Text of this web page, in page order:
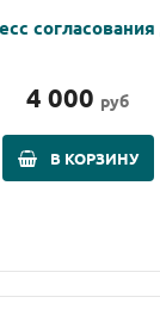
4 000 руб
В КОРЗИНУ